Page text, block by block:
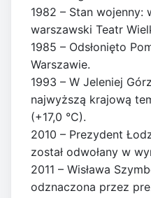
1982 – Stan wojenny:
warszawski Teatr
1985 – Odsłonięto
Warszawie.
1993 – W Jeleniej
najwyższą krajową
(+17,0 °C).
2010 – Prezydent
został odwołany w
2011 – Wisława
odznaczona przez